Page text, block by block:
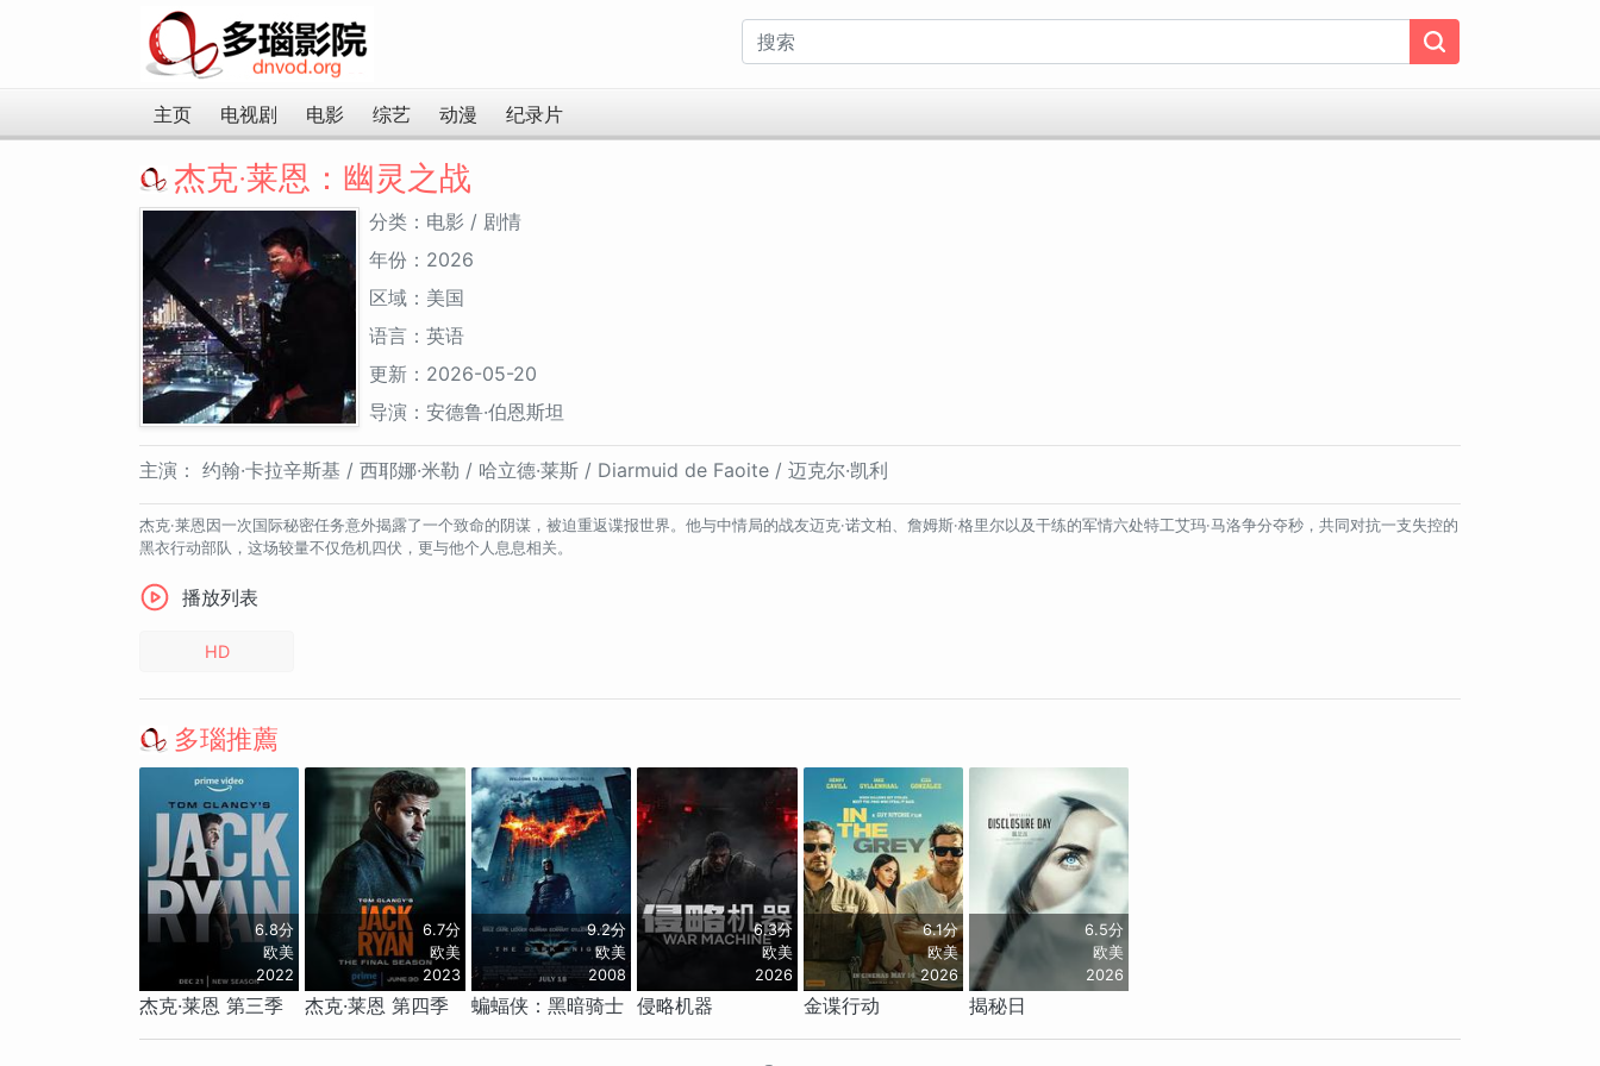
主页 电视剧 电影 综艺 动漫 纪录片
杰克·莱恩：幽灵之战
分类：电影 / 剧情
年份：2026
区域：美国
语言：英语
更新：2026-05-20
导演：安德鲁·伯恩斯坦
主演： 约翰·卡拉辛斯基 / 西耶娜·米勒 / 哈立德·莱斯 / Diarmuid de Faoite / 迈克尔·凯利
杰克·莱恩因一次国际秘密任务意外揭露了一个致命的阴谋，被迫重返谍报世界。他与中情局的战友迈克·诺文柏、詹姆斯·格里尔以及干练的军情六处特工艾玛·马洛争分夺秒，共同对抗一支失控的
黑衣行动部队，这场较量不仅危机四伏，更与他个人息息相关。
播放列表
HD
多瑙推薦
6.8分
欧美
2022
杰克·莱恩 第三季
6.7分
欧美
2023
杰克·莱恩 第四季
9.2分
欧美
2008
蝙蝠侠：黑暗骑士
6.3分
欧美
2026
侵略机器
6.1分
欧美
2026
金谍行动
6.5分
欧美
2026
揭秘日